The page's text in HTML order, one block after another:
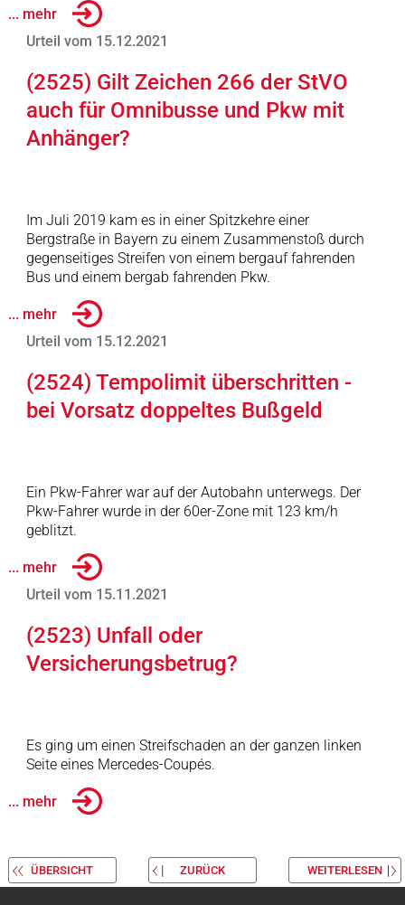
... mehr
Urteil vom 15.12.2021
(2525) Gilt Zeichen 266 der StVO
auch für Omnibusse und Pkw mit
Anhänger?
Im Juli 2019 kam es in einer Spitzkehre einer
Bergstraße in Bayern zu einem Zusammenstoß durch
gegenseitiges Streifen von einem bergauf fahrenden
Bus und einem bergab fahrenden Pkw.
... mehr
Urteil vom 15.12.2021
(2524) Tempolimit überschritten -
bei Vorsatz doppeltes Bußgeld
Ein Pkw-Fahrer war auf der Autobahn unterwegs. Der
Pkw-Fahrer wurde in der 60er-Zone mit 123 km/h
geblitzt.
... mehr
Urteil vom 15.11.2021
(2523) Unfall oder
Versicherungsbetrug?
Es ging um einen Streifschaden an der ganzen linken
Seite eines Mercedes-Coupés.
... mehr
ÜBERSICHT ZURÜCK WEITERLESEN